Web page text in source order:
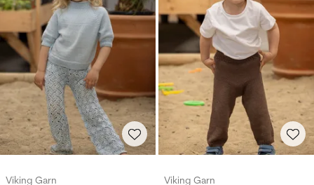
Viking Garn
Viking Garn